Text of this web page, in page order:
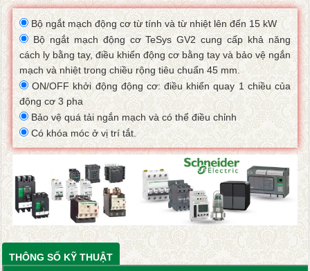
Bộ ngắt mạch động cơ từ tính và từ nhiệt lên đến 15 kW
Bộ ngắt mạch động cơ TeSys GV2 cung cấp khả năng
cách ly bằng tay, điều khiển động cơ bằng tay và bảo vệ ngắn
mạch và nhiệt trong chiều rộng tiêu chuẩn 45 mm.
ON/OFF khởi động động cơ: điều khiển quay 1 chiều của
động cơ 3 pha
Bảo vệ quá tải ngắn mạch và có thể điều chỉnh
Có khóa móc ở vị trí tắt.
THÔNG SỐ KỸ THUẬT